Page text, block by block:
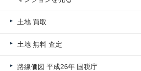
土地 買取
土地 無料 査定
路線価図 平成26年 国税庁